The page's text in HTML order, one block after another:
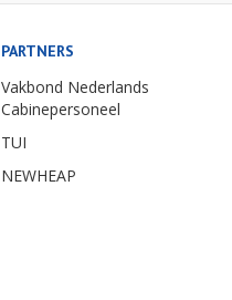
PARTNERS
Vakbond Nederlands
Cabinepersoneel
TUI
NEWHEAP